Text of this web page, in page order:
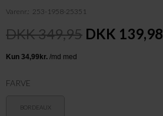
Varenr. 253-1958-25351
DKK 349,95 DKK 139,98
FARVE
BORDEAUX